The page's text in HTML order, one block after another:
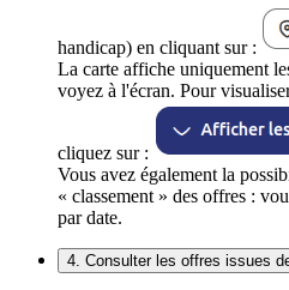
handicap) en cliquant sur :
La carte affiche uniquement
voyez à l'écran. Pour
cliquez sur :
Vous avez également la
« classement » des offres :
par date.
4. Consulter les offres issues